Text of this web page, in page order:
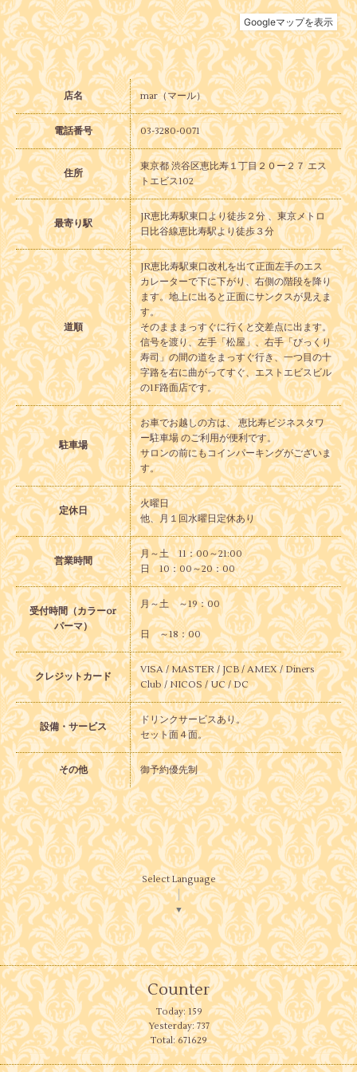
店名 mar（マール）
電話番号 03-3280-0071
住所
東京都 渋谷区恵比寿１丁目２０ー２７ エス
トエビス102
最寄り駅
JR恵比寿駅東口より徒歩２分 、東京メトロ
日比谷線恵比寿駅より徒歩３分
道順
JR恵比寿駅東口改札を出て正面左手のエス
カレーターで下に下がり、右側の階段を降り
ます。地上に出ると正面にサンクスが見えま
す。
そのまままっすぐに行くと交差点に出ます。
信号を渡り、左手「松屋」、右手「びっくり
寿司」の間の道をまっすぐ行き、一つ目の十
字路を右に曲がってすぐ、エストエビスビル
の1F路面店です。
駐車場
お車でお越しの方は、 恵比寿ビジネスタワ
ー駐車場 のご利用が便利です。
サロンの前にもコインパーキングがございま
す。
定休日
火曜日
他、月１回水曜日定休あり
営業時間
月～土 11：00～21:00
日 10：00～20：00
受付時間（カラーor
パーマ）
月～土 ～19：00
日 ～18：00
クレジットカード
VISA / MASTER / JCB / AMEX / Diners
Club / NICOS / UC / DC
設備・サービス
ドリンクサービスあり。
セット面４面。
その他 御予約優先制
Select Language
▼
Counter
Today: 159
Yesterday:737
Total:671629